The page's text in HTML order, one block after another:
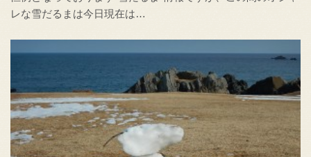
レな雪だるまは今日現在は…